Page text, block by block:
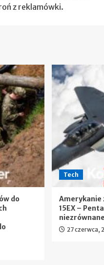
z reklamówki.
do
Tech
Amerykanie
15EX –
27 czerwca,